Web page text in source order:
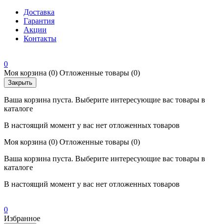
Доставка
Гарантия
Акции
Контакты
0
Моя корзина (0) Отложенные товары (0)
Закрыть
Ваша корзина пуста. Выберите интересующие вас товары в
каталоге
В настоящий момент у вас нет отложенных товаров
Моя корзина (0) Отложенные товары (0)
Ваша корзина пуста. Выберите интересующие вас товары в
каталоге
В настоящий момент у вас нет отложенных товаров
0
Избранное